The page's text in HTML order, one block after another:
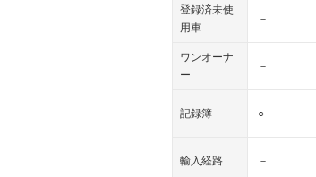
登録済未使
用車
－
ワンオーナ
ー
－
記録簿 ○
輸入経路 －